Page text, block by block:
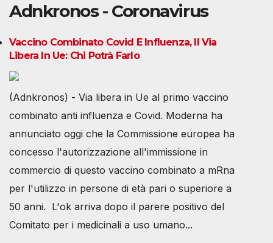
Adnkronos - Coronavirus
Vaccino Combinato Covid E Influenza, Il Via
Libera In Ue: Chi Potrà Farlo
(Adnkronos) - Via libera in Ue al primo vaccino
combinato anti influenza e Covid. Moderna ha
annunciato oggi che la Commissione europea ha
concesso l'autorizzazione all'immissione in
commercio di questo vaccino combinato a mRna
per l'utilizzo in persone di età pari o superiore a
50 anni. L'ok arriva dopo il parere positivo del
Comitato per i medicinali a uso umano...